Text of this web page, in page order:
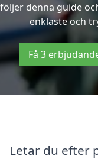
följer denna guide
enklaste och
Få 3
Letar du efter